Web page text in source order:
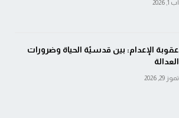
آب 1, 2026
عقوبة الإعدام: بين قدسيّة الحياة وضرورات
العدالة
تموز 29, 2026